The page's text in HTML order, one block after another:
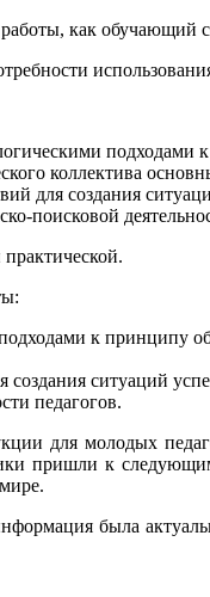
как обучающий
подходами
коллектива
для создания
поисковой
к принципу
ситуаций
педагогов.
для молодых
пришли к
была